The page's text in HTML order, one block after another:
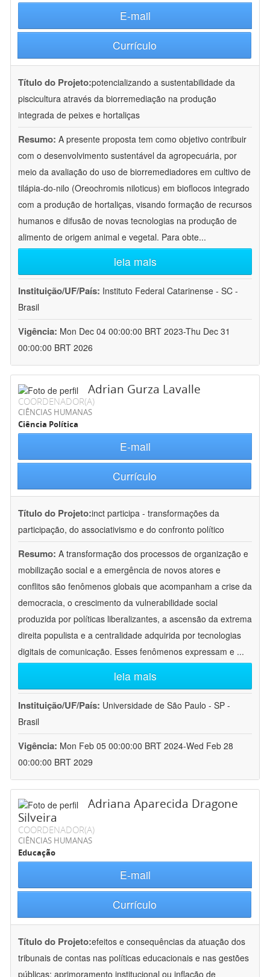
E-mail
Currículo
Título do Projeto:potencializando a sustentabilidade da
piscicultura através da biorremediação na produção
integrada de peixes e hortaliças
Resumo: A presente proposta tem como objetivo contribuir
com o desenvolvimento sustentável da agropecuária, por
meio da avaliação do uso de biorremediadores em cultivo de
tilápia-do-nilo (Oreochromis niloticus) em bioflocos integrado
com a produção de hortaliças, visando formação de recursos
humanos e difusão de novas tecnologias na produção de
alimento de origem animal e vegetal. Para obte...
leia mais
Instituição/UF/País: Instituto Federal Catarinense - SC -
Brasil
Vigência: Mon Dec 04 00:00:00 BRT 2023-Thu Dec 31
00:00:00 BRT 2026
Adrian Gurza Lavalle
COORDENADOR(A)
CIÊNCIAS HUMANAS
Ciência Política
E-mail
Currículo
Título do Projeto:inct participa - transformações da
participação, do associativismo e do confronto político
Resumo: A transformação dos processos de organização e
mobilização social e a emergência de novos atores e
conflitos são fenômenos globais que acompanham a crise da
democracia, o crescimento da vulnerabilidade social
produzida por políticas liberalizantes, a ascensão da extrema
direita populista e a centralidade adquirida por tecnologias
digitais de comunicação. Esses fenômenos expressam e ...
leia mais
Instituição/UF/País: Universidade de São Paulo - SP -
Brasil
Vigência: Mon Feb 05 00:00:00 BRT 2024-Wed Feb 28
00:00:00 BRT 2029
Adriana Aparecida Dragone
Silveira
COORDENADOR(A)
CIÊNCIAS HUMANAS
Educação
E-mail
Currículo
Título do Projeto:efeitos e consequências da atuação dos
tribunais de contas nas políticas educacionais e nas gestões
públicas: aprimoramento institucional ou inflação de